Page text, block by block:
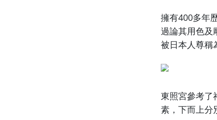
擁有400多年
過論其用色及
被日本人尊稱
東照宮參考了
素，下而上分